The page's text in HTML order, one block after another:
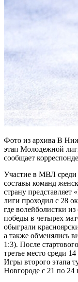
Фото из архива В
этап Молодежной
сообщает
Участие в МВЛ
составы команд
страну
лиги проходил с 28
где волейболистки
победы в четырех
обыграли
а также обменялись
1:3). После
третье место среди
Игры второго этапа
Новгороде с 21 по 24